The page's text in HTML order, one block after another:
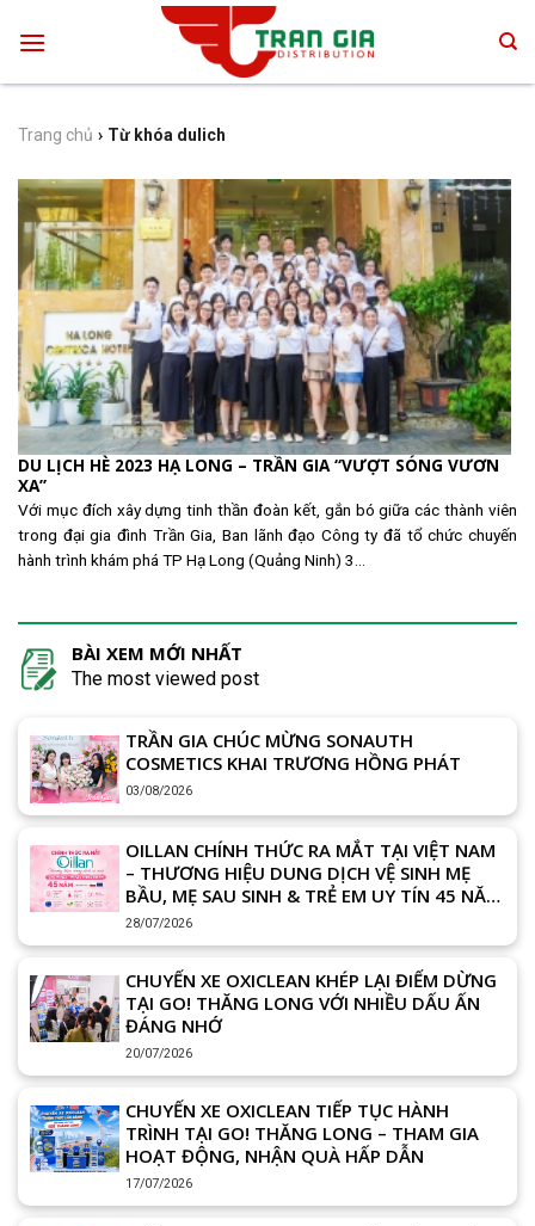
Trang chủ › Từ khóa dulich
DU LỊCH HÈ 2023 HẠ LONG – TRẦN GIA “VƯỢT SÓNG VƯƠN
XA”
Với mục đích xây dựng tinh thần đoàn kết, gắn bó giữa các thành viên
trong đại gia đình Trần Gia, Ban lãnh đạo Công ty đã tổ chức chuyến
hành trình khám phá TP Hạ Long (Quảng Ninh) 3...
BÀI XEM MỚI NHẤT
The most viewed post
TRẦN GIA CHÚC MỪNG SONAUTH
COSMETICS KHAI TRƯƠNG HỒNG PHÁT
03/08/2026
OILLAN CHÍNH THỨC RA MẮT TẠI VIỆT NAM
– THƯƠNG HIỆU DUNG DỊCH VỆ SINH MẸ
BẦU, MẸ SAU SINH & TRẺ EM UY TÍN 45 NĂM
TỪ CHÂU ÂU
28/07/2026
CHUYẾN XE OXICLEAN KHÉP LẠI ĐIỂM DỪNG
TẠI GO! THĂNG LONG VỚI NHIỀU DẤU ẤN
ĐÁNG NHỚ
20/07/2026
CHUYẾN XE OXICLEAN TIẾP TỤC HÀNH
TRÌNH TẠI GO! THĂNG LONG – THAM GIA
HOẠT ĐỘNG, NHẬN QUÀ HẤP DẪN
17/07/2026